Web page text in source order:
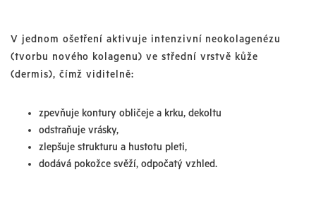
V jednom ošetření aktivuje intenzivní neokolagenézu
(tvorbu nového kolagenu) ve střední vrstvě kůže
(dermis), čímž viditelně:
zpevňuje kontury obličeje a krku, dekoltu
odstraňuje vrásky,
zlepšuje strukturu a hustotu pleti,
dodává pokožce svěží, odpočatý vzhled.